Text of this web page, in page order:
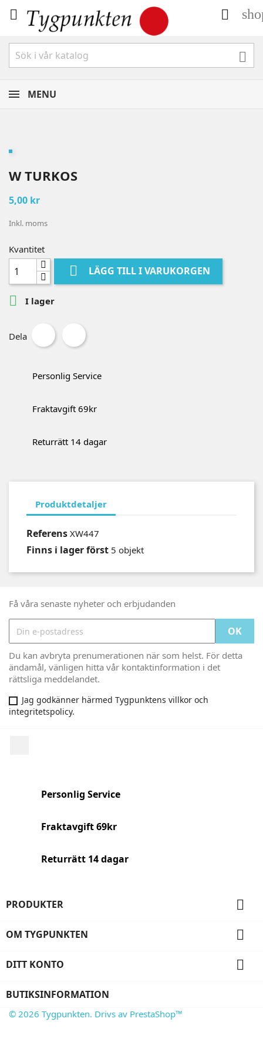
 

MENU
W TURKOS
5,00 kr
Inkl. moms
Kvantitet
 LÄGG TILL I VARUKORGEN
 I lager
Dela
Personlig Service
Fraktavgift 69kr
Returrätt 14 dagar
Produktdetaljer
Referens XW447
Finns i lager först 5 objekt
Få våra senaste nyheter och erbjudanden
Du kan avbryta prenumerationen när som helst. För detta
ändamål, vänligen hitta vår kontaktinformation i det
rättsliga meddelandet.
Jag godkänner härmed Tygpunktens villkor och
integritetspolicy.
Personlig Service
Fraktavgift 69kr
Returrätt 14 dagar
PRODUKTER 
OM TYGPUNKTEN 
DITT KONTO 
BUTIKSINFORMATION
© 2026 Tygpunkten. Drivs av PrestaShop™